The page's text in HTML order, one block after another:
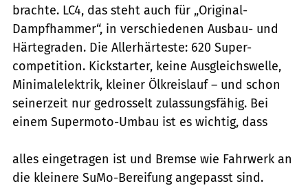
brachte. LC4, das steht auch für „Original-
Dampfhammer“, in verschiedenen Ausbau- und
Härtegraden. Die Allerhärteste: 620 Super-
competition. Kickstarter, keine Ausgleichswelle,
Minimalelektrik, kleiner Ölkreislauf – und schon
seinerzeit nur gedrosselt zulassungsfähig. Bei
einem Supermoto-Umbau ist es wichtig, dass
alles eingetragen ist und Bremse wie Fahrwerk an
die kleinere SuMo-Bereifung angepasst sind.